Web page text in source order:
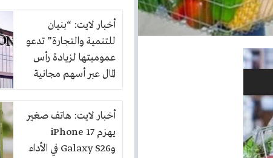
أخبار لايت: “بنيان
للتنمية والتجارة” تدعو
عموميتها لزيادة رأس
المال عبر أسهم مجانية
بنسبة 10%
أخبار لايت: هاتف صغير
يهزم iPhone 17
وGalaxy S26 في الأداء